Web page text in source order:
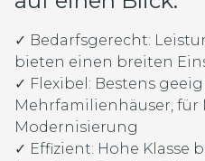
✓ Bedarfsgerecht:
bieten einen breiten
✓ Flexibel: Bestens
Mehrfamilienhäuser, für
Modernisierung
✓ Effizient: Hohe Klasse